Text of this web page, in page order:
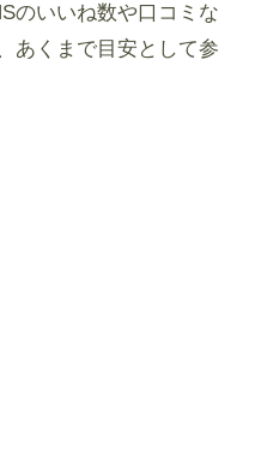
のいいね数や口コミな
あくまで目安として参